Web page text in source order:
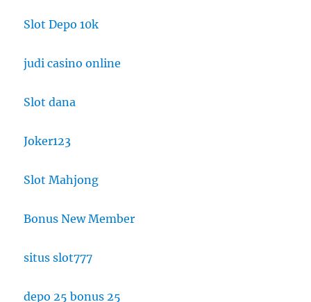
Slot Depo 10k
judi casino online
Slot dana
Joker123
Slot Mahjong
Bonus New Member
situs slot777
depo 25 bonus 25